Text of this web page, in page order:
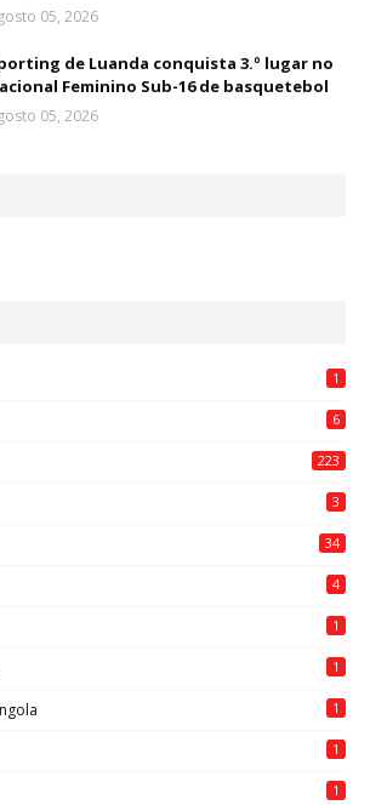
05, 2026
de Luanda conquista 3.º lugar no
Feminino Sub-16 de basquetebol
05, 2026
1
6
223
3
34
4
1
1
1
1
1